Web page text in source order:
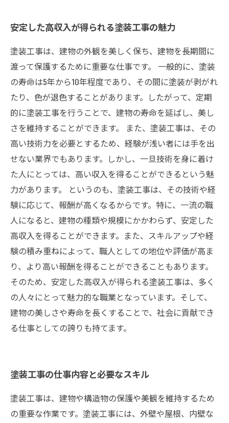
安定した高収入が得られる塗装工事の魅力
塗装工事は、建物の外観を美しく保ち、建物を長期間に
渡って保護するために重要な仕事です。 一般的に、塗装
の寿命は5年から10年程度であり、その間に塗装が剥がれ
たり、色が退色することがあります。したがって、定期
的に塗装工事を行うことで、建物の寿命を延ばし、美し
さを維持することができます。 また、塗装工事は、その
高い技術力を必要とするため、経験が浅い者には手を出
せない業界でもあります。しかし、一旦技術を身に着け
た人にとっては、高い収入を得ることができるという魅
力があります。 というのも、塗装工事は、その技術や経
験に応じて、報酬が高くなるからです。特に、一流の職
人になると、建物の種類や規模にかかわらず、安定した
高収入を得ることができます。また、スキルアップや経
験の積み重ねによって、職人としての地位や評価が高ま
り、より高い報酬を得ることができることもあります。
そのため、安定した高収入が得られる塗装工事は、多く
の人々にとって魅力的な職業となっています。そして、
建物の美しさや寿命を長くすることで、社会に貢献でき
る仕事としての誇りも持てます。
塗装工事の仕事内容と必要なスキル
塗装工事は、建物や構造物の保護や美観を維持するため
の重要な作業です。塗装工事には、外壁や屋根、内壁な